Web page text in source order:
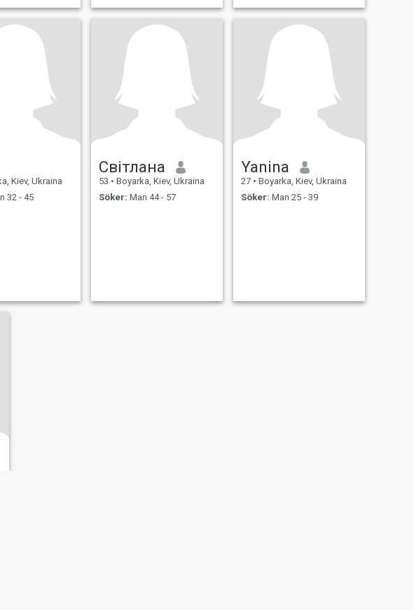
Kiev, Ukraina
32 - 45
Світлана
53 • Boyarka, Kiev, Ukraina
Söker: Man 44 - 57
Yanina
27 • Boyarka, Kiev, Ukraina
Söker: Man 25 - 39